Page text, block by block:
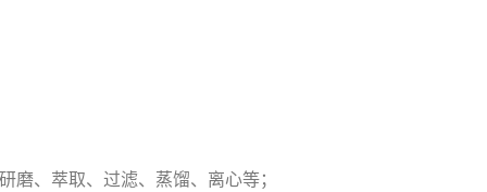
、萃取、过滤、蒸馏、离心等；